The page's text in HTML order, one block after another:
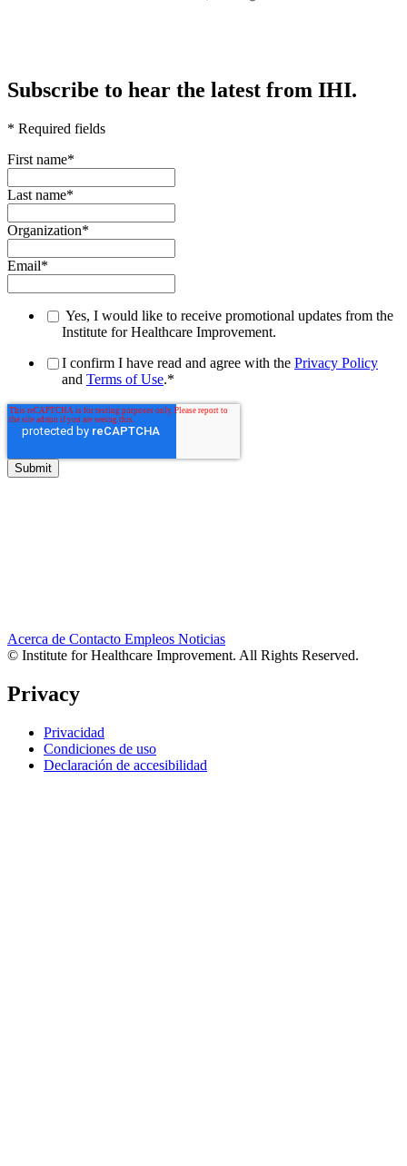
Subscribe to hear the latest from IHI.
* Required fields
First name*
Last name*
Organization*
Email*
Yes, I would like to receive promotional updates from the
Institute for Healthcare Improvement.
I confirm I have read and agree with the Privacy Policy
and Terms of Use.*
Acerca de Contacto Empleos Noticias
© Institute for Healthcare Improvement. All Rights Reserved.
Privacy
Privacidad
Condiciones de uso
Declaración de accesibilidad